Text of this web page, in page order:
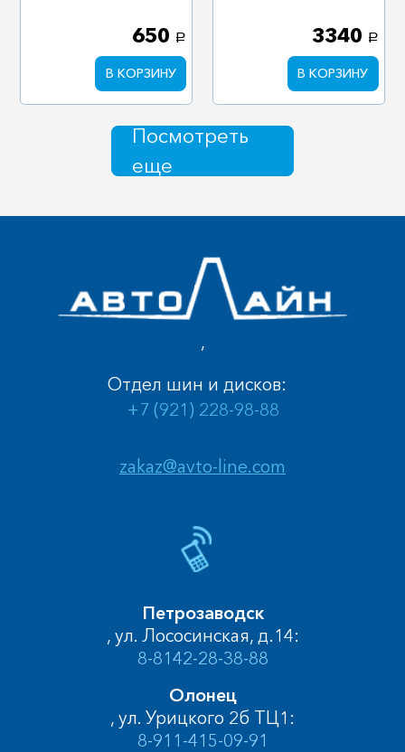
650 a
В КОРЗИНУ
3340 a
В КОРЗИНУ
Посмотреть
еще
,
zakaz@avto-line.com
Отдел шин и дисков:
+7 (921) 228-98-88
Петрозаводск
, ул. Лососинская, д.14:
8-8142-28-38-88
Олонец
, ул. Урицкого 2б ТЦ1:
8-911-415-09-91